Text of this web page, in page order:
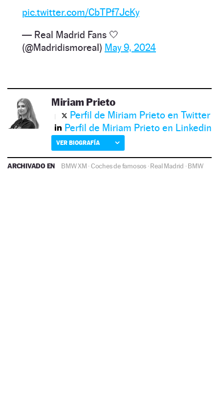
pic.twitter.com/CbTPf7JcKy
— Real Madrid Fans 🤍
(@MadridismoreaI) May 9, 2024
Miriam Prieto
Perfil de Miriam Prieto en Twitter
Perfil de Miriam Prieto en Linkedin
VER BIOGRAFÍA
ARCHIVADO EN BMW XM ·Coches de famosos ·Real Madrid ·BMW